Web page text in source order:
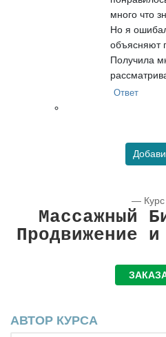
много что
Но я
объясняют
Получила
Ответ
—
Массажный
Продвижение
АВТОР КУРСА